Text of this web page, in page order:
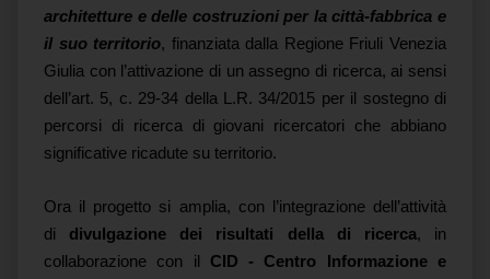
architetture e delle costruzioni per la città-fabbrica e
il suo territorio, finanziata dalla Regione Friuli Venezia
Giulia con l’attivazione di un assegno di ricerca, ai sensi
dell’art. 5, c. 29-34 della L.R. 34/2015 per il sostegno di
percorsi di ricerca di giovani ricercatori che abbiano
significative ricadute su territorio.
Ora il progetto si amplia, con l’integrazione dell’attività
di divulgazione dei risultati della di ricerca, in
collaborazione con il CID - Centro Informazione e